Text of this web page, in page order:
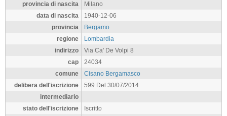
provincia di nascita
Milano
data di nascita
1940-12-06
provincia
Bergamo
regione
Lombardia
indirizzo
Via Ca' De Volpi 8
cap
24034
comune
Cisano Bergamasco
delibera dell'iscrizione
599 Del 30/07/2014
intermediario
stato dell'iscrizione
Iscritto